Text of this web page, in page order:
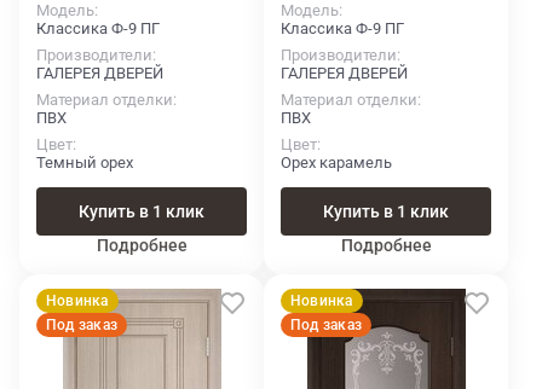
Модель
Классика Ф-9 ПГ
Производители
ГАЛЕРЕЯ ДВЕРЕЙ
Материал отделки
ПВХ
Цвет
Темный орех
Купить в 1 клик
Подробнее
Модель
Классика Ф-9 ПГ
Производители
ГАЛЕРЕЯ ДВЕРЕЙ
Материал отделки
ПВХ
Цвет
Орех карамель
Купить в 1 клик
Подробнее
Новинка
Под заказ
Новинка
Под заказ